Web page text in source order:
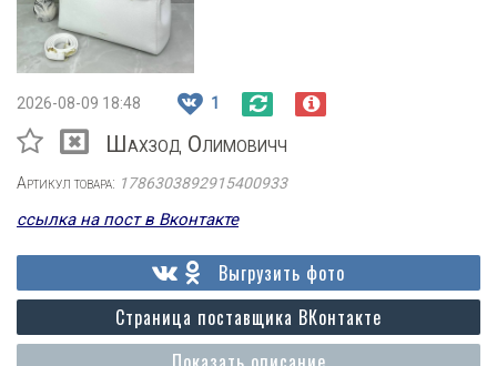
2026-08-09 18:48 1
Шахзод Олимовичч
Артикул товара: 1786303892915400933
ссылка на пост в Вконтакте
Страница поставщика ВКонтакте
Выгрузить фото